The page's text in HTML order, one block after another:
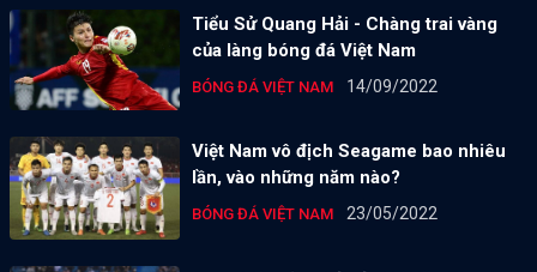
Tiểu Sử Quang Hải - Chàng trai vàng
của làng bóng đá Việt Nam
BÓNG ĐÁ VIỆT NAM 14/09/2022
Việt Nam vô địch Seagame bao nhiêu
lần, vào những năm nào?
BÓNG ĐÁ VIỆT NAM 23/05/2022